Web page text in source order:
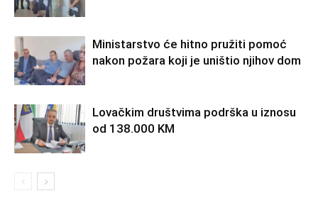
Ministarstvo će hitno pružiti pomoć
nakon požara koji je uništio njihov dom
Lovačkim društvima podrška u iznosu
od 138.000 KM